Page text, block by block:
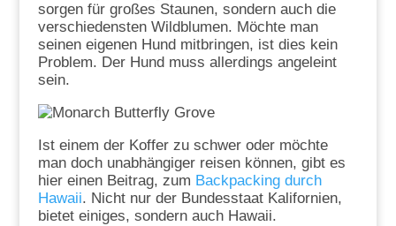
sorgen für großes Staunen, sondern auch die
verschiedensten Wildblumen. Möchte man
seinen eigenen Hund mitbringen, ist dies kein
Problem. Der Hund muss allerdings angeleint
sein.
Ist einem der Koffer zu schwer oder möchte
man doch unabhängiger reisen können, gibt es
hier einen Beitrag, zum Backpacking durch
Hawaii. Nicht nur der Bundesstaat Kalifornien,
bietet einiges, sondern auch Hawaii.